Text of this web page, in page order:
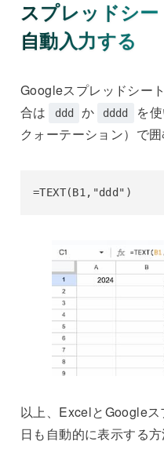
スプレッドシ
自動入力する
Googleスプレッドシー
合は
ddd か dddd を使
クォーテーション）で囲
=TEXT(B1,"ddd")
以上、ExcelとGoogle
日も自動的に表示する方